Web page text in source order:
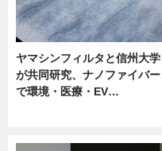
ヤマシンフィルタと信州大学
が共同研究、ナノファイバー
で環境・医療・EV…